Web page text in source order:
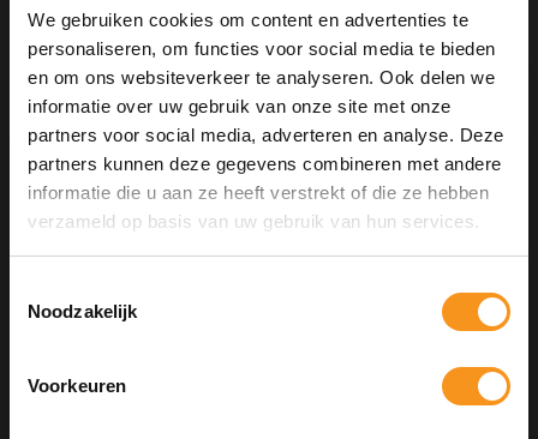
We gebruiken cookies om content en advertenties te
personaliseren, om functies voor social media te bieden
en om ons websiteverkeer te analyseren. Ook delen we
informatie over uw gebruik van onze site met onze
partners voor social media, adverteren en analyse. Deze
partners kunnen deze gegevens combineren met andere
informatie die u aan ze heeft verstrekt of die ze hebben
verzameld op basis van uw gebruik van hun services.
Noodzakelijk
Voorkeuren
KEVIN MURPHY SMOOTH AGAIN WASH
10% Summer Time Korting
Geniet van de zomer met10% Summer TIme Kortingop